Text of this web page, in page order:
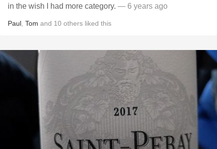
in the wish I had more category. — 6 years ago
Paul Tom and 10 others liked this